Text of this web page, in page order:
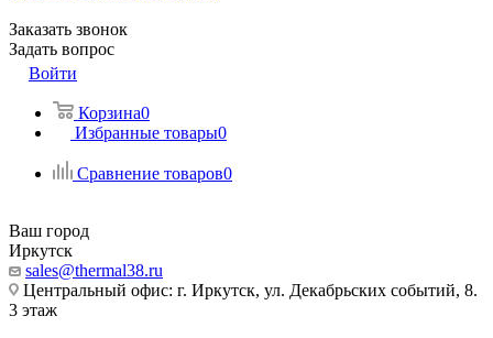
Заказать звонок
Задать вопрос
Войти
Корзина0
Избранные товары0
Сравнение товаров0
Ваш город
Иркутск
sales@thermal38.ru
Центральный офис: г. Иркутск, ул. Декабрьских событий, 8.
3 этаж